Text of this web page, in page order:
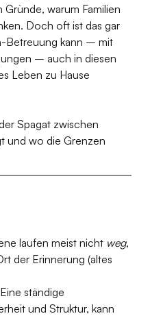
warum Familien
Doch oft ist das gar
Betreuung kann – mit
– auch in diesen
Leben zu Hause
Spagat zwischen
und wo die Grenzen
laufen meist nicht weg,
der Erinnerung (altes
ständige
und Struktur, kann